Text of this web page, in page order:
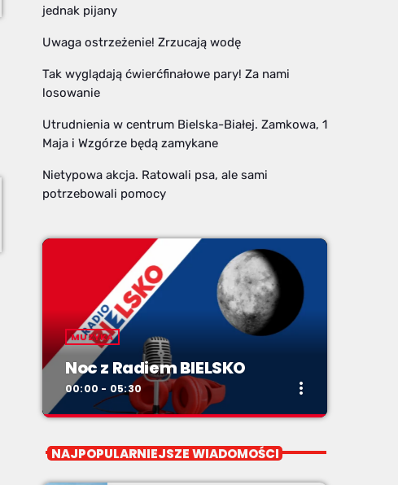
jednak pijany
Uwaga ostrzeżenie! Zrzucają wodę
Tak wyglądają ćwierćfinałowe pary! Za nami
losowanie
Utrudnienia w centrum Bielska-Białej. Zamkowa, 1
Maja i Wzgórze będą zamykane
Nietypowa akcja. Ratowali psa, ale sami
potrzebowali pomocy
MUZYKA
Noc z Radiem BIELSKO
00:00 - 05:30 more_vert
Noc z Radiem BIELSKO
NAJPOPULARNIEJSZE WIADOMOŚCI